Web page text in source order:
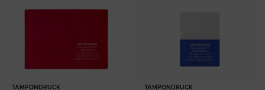
TAMPONDRUCK TAMPONDRUCK